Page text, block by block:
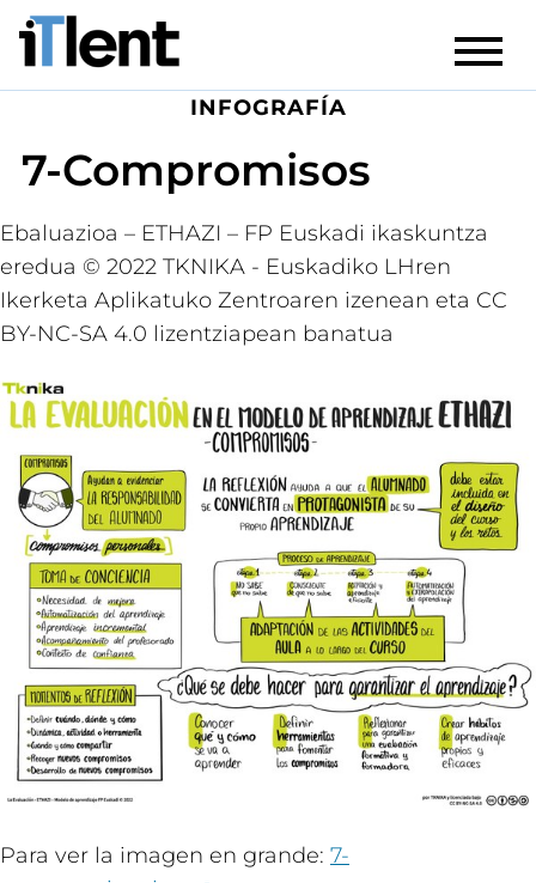
INFOGRAFÍA
7-Compromisos
Ebaluazioa – ETHAZI – FP Euskadi ikaskuntza
eredua © 2022 TKNIKA - Euskadiko LHren
Ikerketa Aplikatuko Zentroaren izenean eta CC
BY-NC-SA 4.0 lizentziapean banatua
Para ver la imagen en grande: 7-